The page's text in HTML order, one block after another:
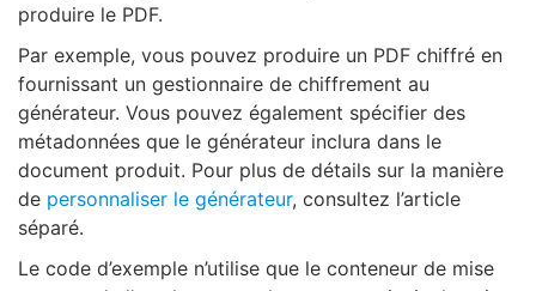
produire le PDF.
Par exemple, vous pouvez produire un PDF chiffré en
fournissant un gestionnaire de chiffrement au
générateur. Vous pouvez également spécifier des
métadonnées que le générateur inclura dans le
document produit. Pour plus de détails sur la manière
de personnaliser le générateur, consultez l’article
séparé.
Le code d’exemple n’utilise que le conteneur de mise